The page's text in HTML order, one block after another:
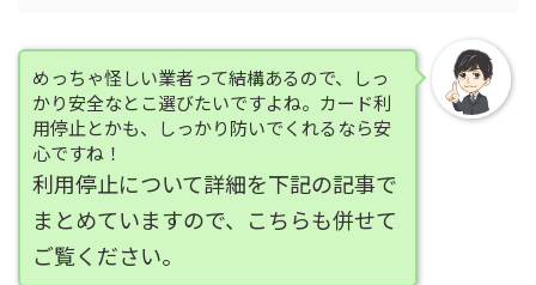
めっちゃ怪しい業者って結構あるので、しっ
かり安全なとこ選びたいですよね。カード利
用停止とかも、しっかり防いでくれるなら安
心ですね！
利用停止について詳細を下記の記事で
まとめていますので、こちらも併せて
ご覧ください。